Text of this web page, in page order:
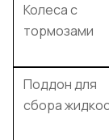
Колеса с
тормозами
Поддон для
сбора